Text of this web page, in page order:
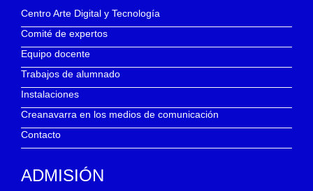
Centro Arte Digital y Tecnología
Comité de expertos
Equipo docente
Trabajos de alumnado
Instalaciones
Creanavarra en los medios de comunicación
Contacto
ADMISIÓN